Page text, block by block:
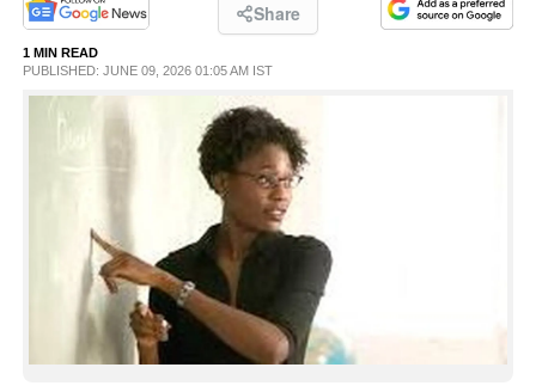
PHOTOS
LIFESTYLE
SPIRITUAL
Share
1 MIN READ
PUBLISHED: JUNE 09, 2026 01:05 AM IST